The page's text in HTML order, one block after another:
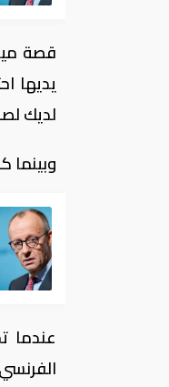
قصة
يديها
لديك
وبينما
عندما